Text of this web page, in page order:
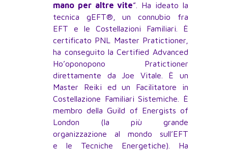
mano per altre vite”. Ha ideato la
tecnica gEFT®, un connubio fra
EFT e le Costellazioni Familiari. È
certificato PNL Master Pratictioner,
ha conseguito la Certified Advanced
Ho’oponopono Pratictioner
direttamente da Joe Vitale. È un
Master Reiki ed un Facilitatore in
Costellazione Familiari Sistemiche. È
membro della Guild of Energists of
London (la più grande
organizzazione al mondo sull’EFT
e le Tecniche Energetiche). Ha